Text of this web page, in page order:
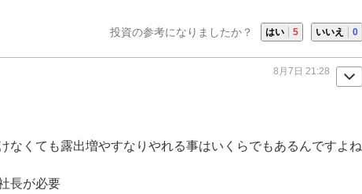
投資の参考になりましたか？ はい 5 いいえ 0
8月7日 21:28
なくても露出増やすなりやれる事はいくらでもあるんですよね
長が必要